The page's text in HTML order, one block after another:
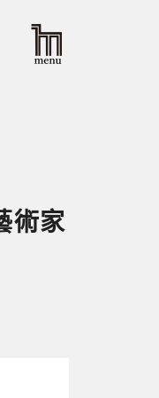
術家